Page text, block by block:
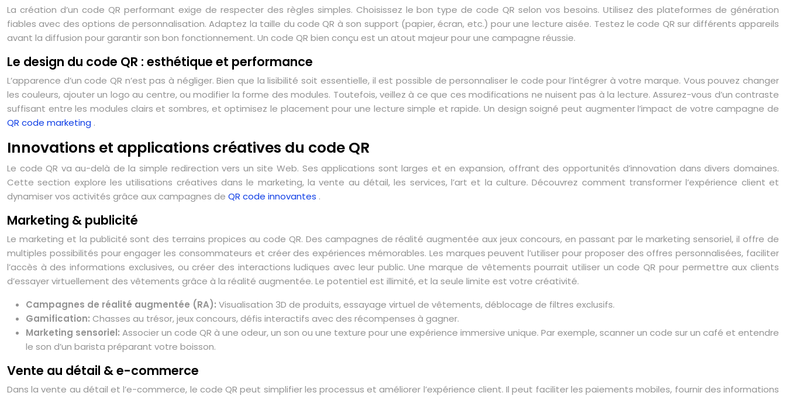
La création d’un code QR performant exige de respecter des règles simples. Choisissez le bon type de code QR selon vos besoins. Utilisez des plateformes de génération
fiables avec des options de personnalisation. Adaptez la taille du code QR à son support (papier, écran, etc.) pour une lecture aisée. Testez le code QR sur différents appareils
avant la diffusion pour garantir son bon fonctionnement. Un code QR bien conçu est un atout majeur pour une campagne réussie.
Le design du code QR : esthétique et performance
L’apparence d’un code QR n’est pas à négliger. Bien que la lisibilité soit essentielle, il est possible de personnaliser le code pour l’intégrer à votre marque. Vous pouvez changer
les couleurs, ajouter un logo au centre, ou modifier la forme des modules. Toutefois, veillez à ce que ces modifications ne nuisent pas à la lecture. Assurez-vous d’un contraste
suffisant entre les modules clairs et sombres, et optimisez le placement pour une lecture simple et rapide. Un design soigné peut augmenter l’impact de votre campagne de
QR code marketing .
Innovations et applications créatives du code QR
Le code QR va au-delà de la simple redirection vers un site Web. Ses applications sont larges et en expansion, offrant des opportunités d’innovation dans divers domaines.
Cette section explore les utilisations créatives dans le marketing, la vente au détail, les services, l’art et la culture. Découvrez comment transformer l’expérience client et
dynamiser vos activités grâce aux campagnes de QR code innovantes .
Marketing & publicité
Le marketing et la publicité sont des terrains propices au code QR. Des campagnes de réalité augmentée aux jeux concours, en passant par le marketing sensoriel, il offre de
multiples possibilités pour engager les consommateurs et créer des expériences mémorables. Les marques peuvent l’utiliser pour proposer des offres personnalisées, faciliter
l’accès à des informations exclusives, ou créer des interactions ludiques avec leur public. Une marque de vêtements pourrait utiliser un code QR pour permettre aux clients
d’essayer virtuellement des vêtements grâce à la réalité augmentée. Le potentiel est illimité, et la seule limite est votre créativité.
Campagnes de réalité augmentée (RA): Visualisation 3D de produits, essayage virtuel de vêtements, déblocage de filtres exclusifs.
Gamification: Chasses au trésor, jeux concours, défis interactifs avec des récompenses à gagner.
Marketing sensoriel: Associer un code QR à une odeur, un son ou une texture pour une expérience immersive unique. Par exemple, scanner un code sur un café et entendre
le son d’un barista préparant votre boisson.
Vente au détail & e-commerce
Dans la vente au détail et l’e-commerce, le code QR peut simplifier les processus et améliorer l’expérience client. Il peut faciliter les paiements mobiles, fournir des informations